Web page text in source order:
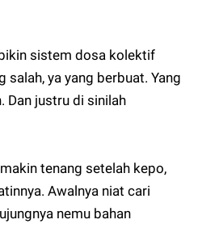
sistem dosa kolektif
salah, ya yang berbuat. Yang
Dan justru di sinilah
tenang setelah kepo,
Awalnya niat cari
nemu bahan